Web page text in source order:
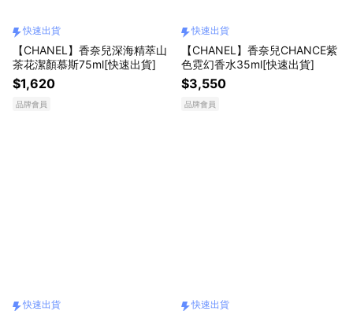
快速出貨
【CHANEL】香奈兒深海精萃山
茶花潔顏慕斯75ml[快速出貨]
$1,620
品牌會員
快速出貨
【CHANEL】香奈兒CHANCE紫
色霓幻香水35ml[快速出貨]
$3,550
品牌會員
快速出貨 快速出貨